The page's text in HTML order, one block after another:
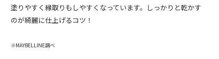
塗りやすく縁取りもしやすくなっています。しっかりと乾かす
のが綺麗に仕上げるコツ！
※MAYBELLINE調べ